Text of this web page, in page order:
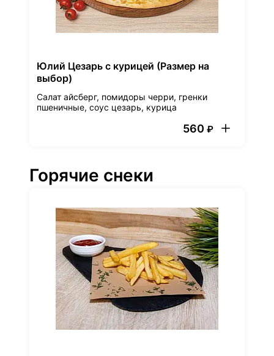
Юлий Цезарь с курицей (Размер на
выбор)
Салат айсберг, помидоры черри, гренки
пшеничные, соус цезарь, курица
560 ₽
Горячие снеки